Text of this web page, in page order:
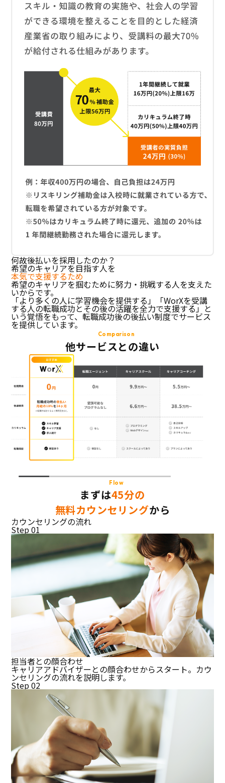
何故後払いを採用したのか？
希望のキャリアを目指す人を
本気で支援するため
希望のキャリアを掴むために努力・挑戦する人を支えた
いからです。
「より多くの人に学習機会を提供する」「WorXを受講
する人の転職成功とその後の活躍を全力で支援する」と
いう覚悟をもって、転職成功後の後払い制度でサービス
を提供しています。
Comparison
他サービスとの違い
Flow
まずは45分の
無料カウンセリングから
カウンセリングの流れ
Step 01
担当者との顔合わせ
キャリアアドバイザーとの顔合わせからスタート。カウ
ンセリングの流れを説明します。
Step 02